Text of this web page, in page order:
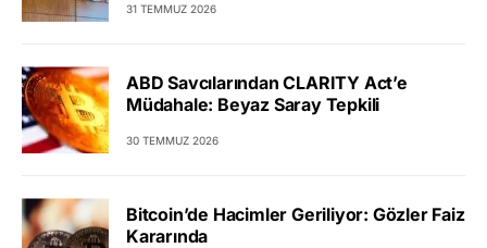
31 TEMMUZ 2026
ABD Savcılarından CLARITY Act’e
Müdahale: Beyaz Saray Tepkili
30 TEMMUZ 2026
Bitcoin’de Hacimler Geriliyor: Gözler Faiz
Kararında